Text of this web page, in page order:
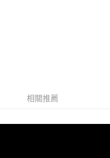
灣大哥大進項蒐集、處理及利用，
之確認、核對及更正。
之結帳頁面顯示為準，若有關於
關疑問，請聯繫「AFTEE先享後付
support/home
料，並將交易相關給付款項請求債
人或監護人之同意方可使用
引起之損失，本公司不負相關責
費
相關推薦